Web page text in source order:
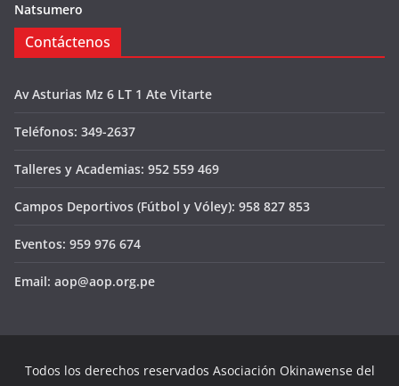
Natsumero
Contáctenos
Av Asturias Mz 6 LT 1 Ate Vitarte
Teléfonos: 349-2637
Talleres y Academias: 952 559 469
Campos Deportivos (Fútbol y Vóley): 958 827 853
Eventos: 959 976 674
Email: aop@aop.org.pe
Todos los derechos reservados Asociación Okinawense del